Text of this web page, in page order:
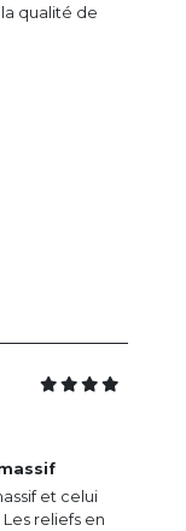
qualité de
et celui
reliefs en